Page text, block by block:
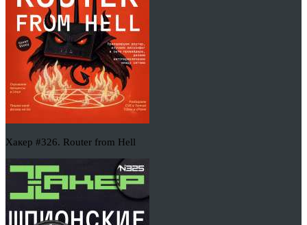
Хакер #326. Router from Hell